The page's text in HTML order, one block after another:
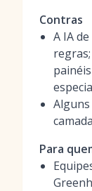
Contras
A IA
Para